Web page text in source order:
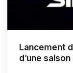
Lancement
d’une